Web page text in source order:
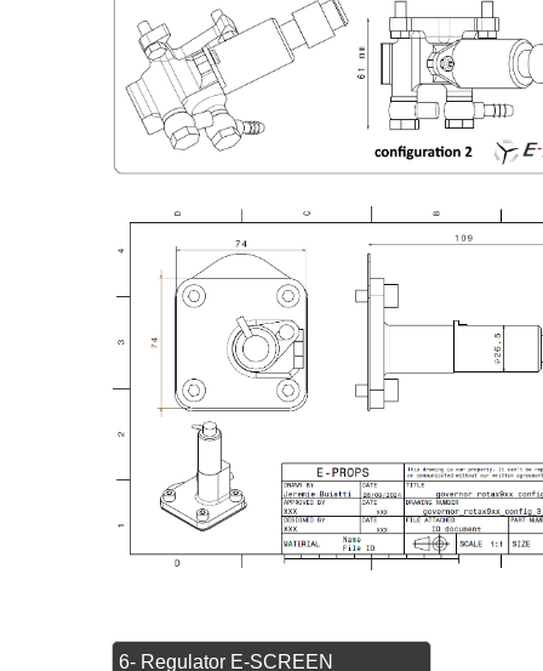
6- Regulator E-SCREEN